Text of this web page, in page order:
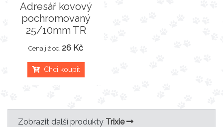
Adresář kovový
pochromovaný
25/10mm TR
Cena již od 26 Kč
Chci koupit
Zobrazit další produkty Trixie